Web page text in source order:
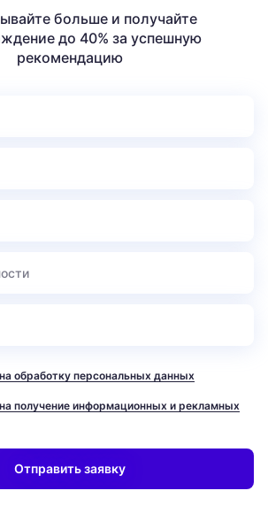
больше и получайте
до 40% за успешную
рекомендацию
обработку персональных данных
получение информационных и рекламных